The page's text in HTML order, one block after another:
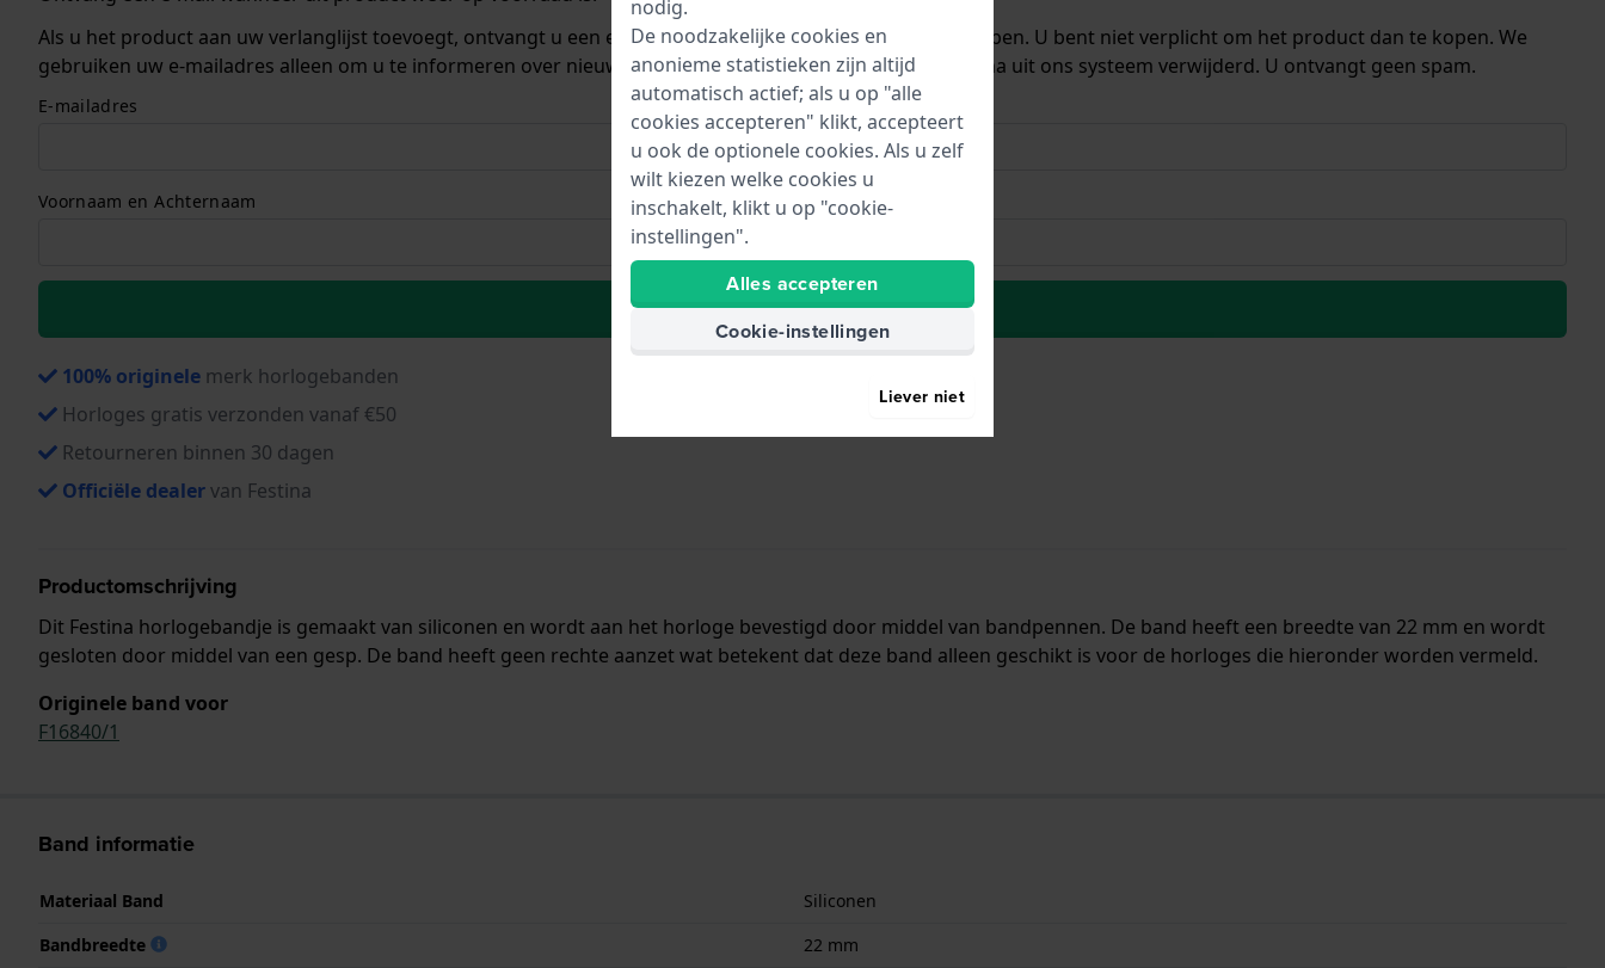
Als u het product aan uw verlanglijst toevoegt, ontvangt u een e-mail zodra we het weer op voorraad hebben. U bent niet verplicht om het product dan te kopen. We
gebruiken uw e-mailadres alleen om u te informeren over nieuwe voorraad. Het wordt onmiddellijk daarna uit ons systeem verwijderd. U ontvangt geen spam.
E-mailadres
Voornaam en Achternaam
Naar wenslijst
100% originele merk horlogebanden
Horloges gratis verzonden vanaf €50
Retourneren binnen 30 dagen
Officiële dealervan Festina
Productomschrijving
Dit Festina horlogebandje is gemaakt van siliconen en wordt aan het horloge bevestigd door middel van bandpennen. De band heeft een breedte van 22 mm en wordt
gesloten door middel van een gesp. De band heeft geen rechte aanzet wat betekent dat deze band alleen geschikt is voor de horloges die hieronder worden vermeld.
Originele band voor
F16840/1
Band informatie
Materiaal Band
Siliconen
Bandbreedte
22 mm
nodig.
De noodzakelijke cookies en
anonieme statistieken zijn altijd
automatisch actief; als u op "alle
cookies accepteren" klikt, accepteert
u ook de optionele cookies. Als u zelf
wilt kiezen welke cookies u
inschakelt, klikt u op "cookie-
instellingen".
Alles accepteren
Cookie-instellingen
Liever niet